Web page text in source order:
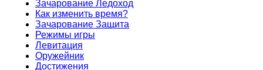
Зачарование Ледоход
Как изменить время?
Зачарование Защита
Режимы игры
Левитация
Оружейник
Достижения